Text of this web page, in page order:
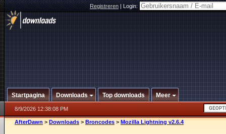
Registreren|Login:
Startpagina Downloads Top downloads Meer
8/9/2026 12:38:08 PM
AfterDawn > Downloads > Broncodes > Mozilla Lightning v2.6.4